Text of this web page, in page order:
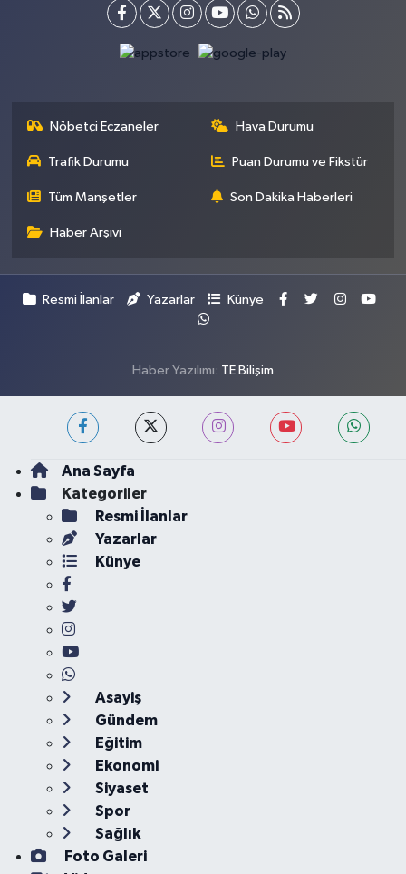
Nöbetçi Eczaneler Hava Durumu
Trafik Durumu Puan Durumu ve Fikstür
Tüm Manşetler Son Dakika Haberleri
Haber Arşivi
Resmi İlanlar Yazarlar Künye
Haber Yazılımı: TE Bilişim
Ana Sayfa
Kategoriler
Resmi İlanlar
Yazarlar
Künye
Asayiş
Gündem
Eğitim
Ekonomi
Siyaset
Spor
Sağlık
Foto Galeri